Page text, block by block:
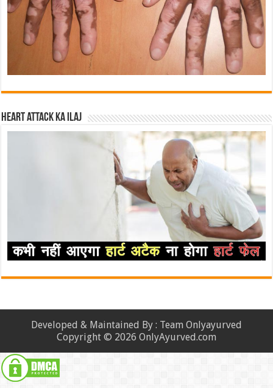
Heart attack ka ilaj
Developed & Maintained By : Team Onlyayurved
Copyright © 2026 OnlyAyurved.com